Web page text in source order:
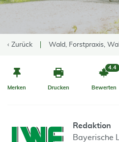
‹ Zurück Wald, Forstpraxis,
Merken Drucken Bewerten
4.4
Redaktion
Bayerische